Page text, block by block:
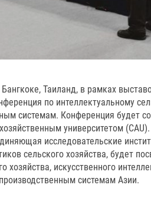
Таиланд, в рамках
по интеллектуальному
системам. Конференция будет
университетом (CAU).
исследовательские
сельского хозяйства, будет
хозяйства, искусственного
системам Азии.